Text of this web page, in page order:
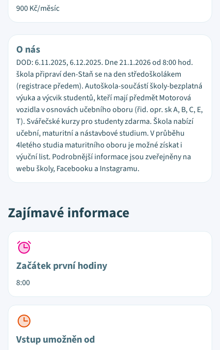
900Kč/měsíc
O nás
DOD: 6.11.2025, 6.12.2025. Dne 21.1.2026 od 8:00 hod.
škola připraví den-Staň se na den středoškolákem
(registrace předem). Autoškola-součástí školy-bezplatná
výuka a výcvik studentů, kteří mají předmět Motorová
vozidla v osnovách učebního oboru (řid. opr. sk A, B, C, E,
T). Svářečské kurzy pro studenty zdarma. Škola nabízí
učební, maturitní a nástavbové studium. V průběhu
4letého studia maturitního oboru je možné získat i
výuční list. Podrobnější informace jsou zveřejněny na
webu školy, Facebooku a Instagramu.
Zajímavé informace
Začátek první hodiny
8:00
Vstup umožněn od